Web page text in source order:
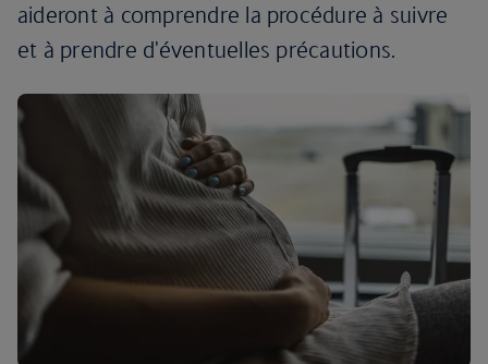
aideront à comprendre la procédure à suivre
et à prendre d'éventuelles précautions.